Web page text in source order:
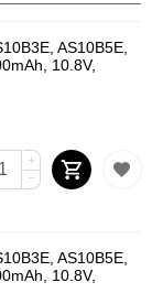
AS10B5E,
10.8V,
+
−
AS10B5E,
10.8V,